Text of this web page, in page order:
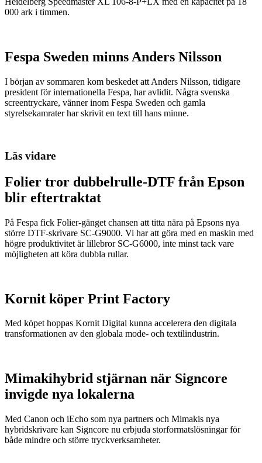
000 ark i timmen.
Fespa Sweden minns Anders Nilsson
I början av sommaren kom beskedet att Anders Nilsson, tidigare
president för internationella Fespa, har avlidit. Några svenska
screentryckare, vänner inom Fespa Sweden och gamla
styrelsekamrater har skrivit en text till hans minne.
Läs vidare
Folier tror dubbelrulle-DTF från Epson
blir eftertraktat
På Fespa fick Folier-gänget chansen att titta nära på Epsons nya
större DTF-skrivare SC-G9000. Vi har att göra med en maskin med
högre produktivitet är lillebror SC-G6000, inte minst tack vare
möjligheten att köra dubbla rullar.
Kornit köper Print Factory
Med köpet hoppas Kornit Digital kunna accelerera den digitala
transformationen av den globala mode- och textilindustrin.
Mimakihybrid stjärnan när Signcore
invigde nya lokalerna
Med Canon och iEcho som nya partners och Mimakis nya
hybridskrivare kan Signcore nu erbjuda storformatslösningar för
både mindre och större tryckverksamheter.